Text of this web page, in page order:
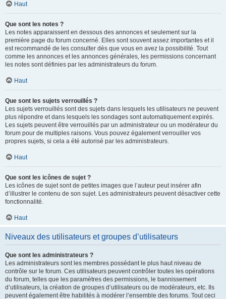
Haut
Que sont les notes ?
Les notes apparaissent en dessous des annonces et seulement sur la
première page du forum concerné. Elles sont souvent assez importantes et il
est recommandé de les consulter dès que vous en avez la possibilité. Tout
comme les annonces et les annonces générales, les permissions concernant
les notes sont définies par les administrateurs du forum.
Haut
Que sont les sujets verrouillés ?
Les sujets verrouillés sont des sujets dans lesquels les utilisateurs ne peuvent
plus répondre et dans lesquels les sondages sont automatiquement expirés.
Les sujets peuvent être verrouillés par un administrateur ou un modérateur du
forum pour de multiples raisons. Vous pouvez également verrouiller vos
propres sujets, si cela a été autorisé par les administrateurs.
Haut
Que sont les icônes de sujet ?
Les icônes de sujet sont de petites images que l’auteur peut insérer afin
d’illustrer le contenu de son sujet. Les administrateurs peuvent désactiver cette
fonctionnalité.
Haut
Niveaux des utilisateurs et groupes d’utilisateurs
Que sont les administrateurs ?
Les administrateurs sont les membres possédant le plus haut niveau de
contrôle sur le forum. Ces utilisateurs peuvent contrôler toutes les opérations
du forum, telles que les paramètres des permissions, le bannissement
d’utilisateurs, la création de groupes d’utilisateurs ou de modérateurs, etc. Ils
peuvent également être habilités à modérer l’ensemble des forums. Tout ceci